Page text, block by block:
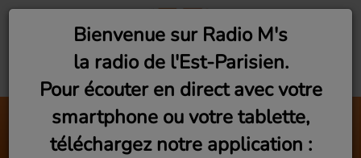
In The Stars
The Rolling Stones
Bienvenue sur Radio M's
la radio de l'Est-Parisien.
Pour écouter en direct avec votre
smartphone ou votre tablette,
téléchargez notre application :